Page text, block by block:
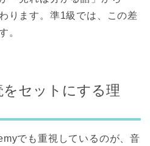
ります。準1級では、この差
。
セットにする理
でも重視しているのが、音